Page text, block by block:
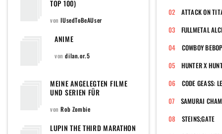
TOP 100)
vonIUsedToBeAUser
ANIME
vondilan.or.5
MEINE ANGELEGTEN FILME
UND SERIEN FÜR
MITMACH-FORMULAR)
vonRob Zombie
LUPIN THE THIRD MARATHON
ATTACK ON
FULLMETAL
COWBOY
HUNTER X
SAMURAI
STEINS;GATE